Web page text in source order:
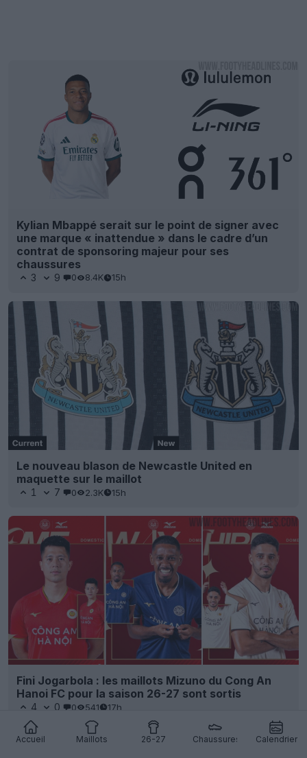
Accueil Maillots 26-27 Chaussures Calendrier
Kylian Mbappé serait sur le point de signer avec
une marque « inattendue » dans le cadre d’un
contrat de sponsoring majeur pour ses
chaussures
3 9 0 8.4K 15h
Le nouveau blason de Newcastle United en
maquette sur le maillot
1 7 0 2.3K 15h
Fini Jogarbola : les maillots Mizuno du Cong An
Hanoi FC pour la saison 26-27 sont sortis
4 0 0 541 17h